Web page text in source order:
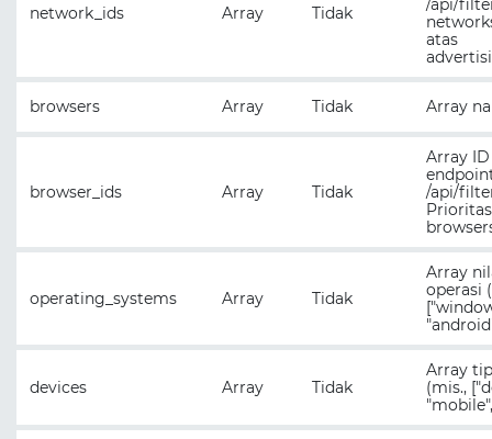
network_ids Array Tidak
/api/
atas
browsers Array Tidak Array
browser_ids Array Tidak
Array
/api/
operating_systems Array Tidak
Array
operasi
devices Array Tidak
Array
(mis.,